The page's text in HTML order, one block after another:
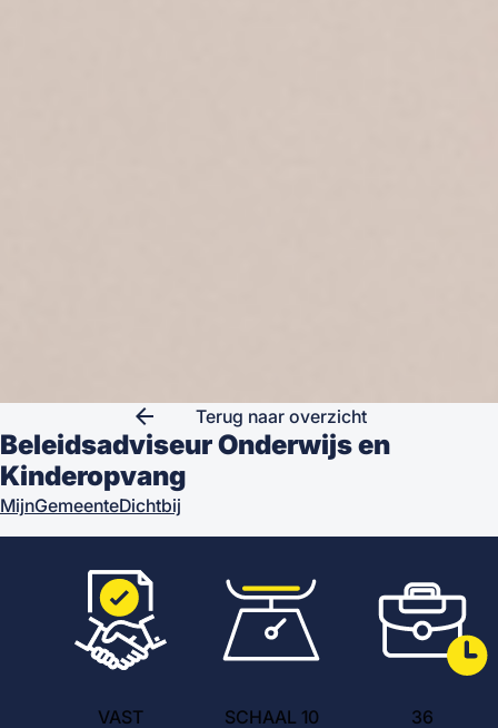
arrow_back Terug naar overzicht
Beleidsadviseur Onderwijs en
Kinderopvang
MijnGemeenteDichtbij
VAST SCHAAL 10 36